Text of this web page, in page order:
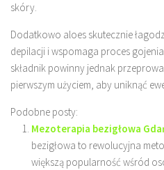
skóry.
Dodatkowo aloes skutecznie
depilacji i wspomaga proces
składnik powinny jednak
pierwszym użyciem, aby uniknąć
Podobne posty:
Mezoterapia bezigłowa
bezigłowa to rewolucyjna
większą popularność wśród